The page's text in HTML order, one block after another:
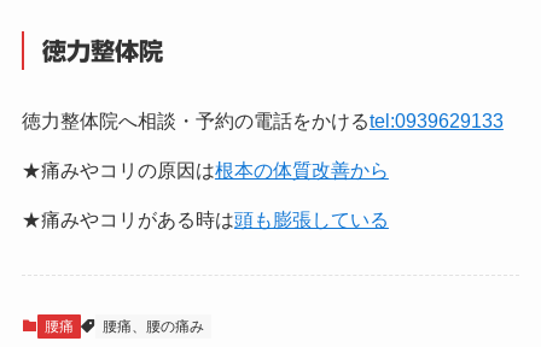
徳力整体院
徳力整体院へ相談・予約の電話をかけるtel:0939629133
★痛みやコリの原因は根本の体質改善から
★痛みやコリがある時は頭も膨張している
腰痛 腰痛、腰の痛み